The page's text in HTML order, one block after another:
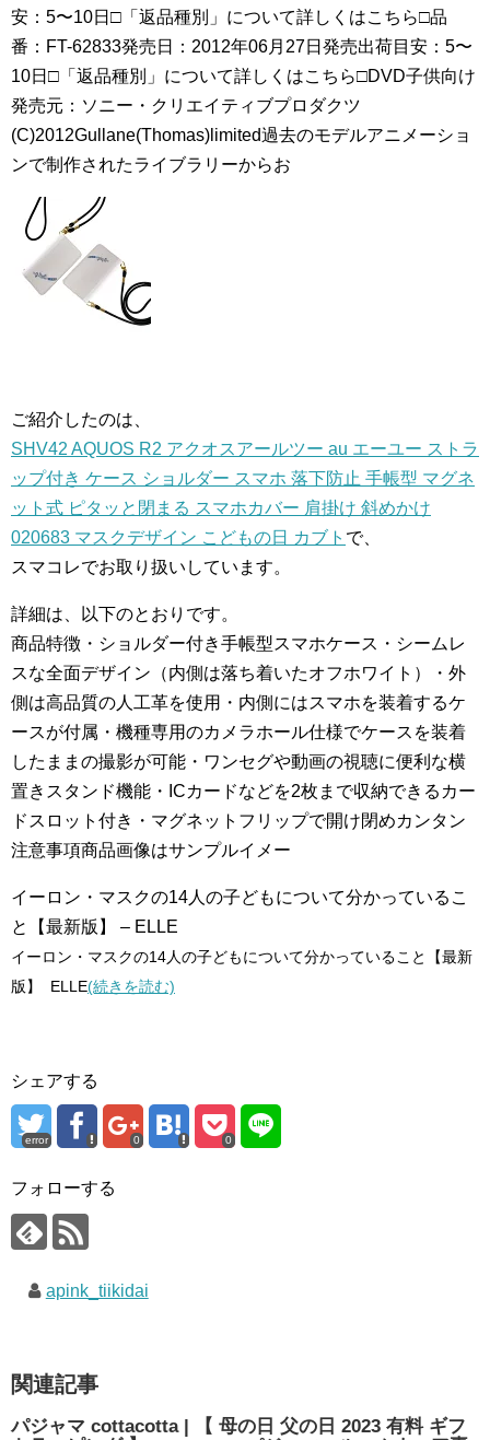
安：5〜10日□「返品種別」について詳しくはこちら□品
番：FT-62833発売日：2012年06月27日発売出荷目安：5〜
10日□「返品種別」について詳しくはこちら□DVD子供向け
発売元：ソニー・クリエイティブプロダクツ
(C)2012Gullane(Thomas)limited過去のモデルアニメーショ
ンで制作されたライブラリーからお
ご紹介したのは、
SHV42 AQUOS R2 アクオスアールツー au エーユー ストラ
ップ付き ケース ショルダー スマホ 落下防止 手帳型 マグネ
ット式 ピタッと閉まる スマホカバー 肩掛け 斜めかけ
020683 マスクデザイン こどもの日 カブト で、
スマコレでお取り扱いしています。
詳細は、以下のとおりです。
商品特徴・ショルダー付き手帳型スマホケース・シームレ
スな全面デザイン（内側は落ち着いたオフホワイト）・外
側は高品質の人工革を使用・内側にはスマホを装着するケ
ースが付属・機種専用のカメラホール仕様でケースを装着
したままの撮影が可能・ワンセグや動画の視聴に便利な横
置きスタンド機能・ICカードなどを2枚まで収納できるカー
ドスロット付き・マグネットフリップで開け閉めカンタン
注意事項商品画像はサンプルイメー
イーロン・マスクの14人の子どもについて分かっているこ
と【最新版】 – ELLE
イーロン・マスクの14人の子どもについて分かっていること【最新
版】 ELLE(続きを読む)
シェアする
error 0 0
フォローする
apink_tiikidai
関連記事
パジャマ cottacotta | 【 母の日 父の日 2023 有料 ギフ